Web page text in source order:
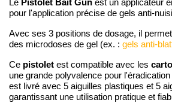
Le Pistolet Bait Gun est un applicateur
pour l'application précise de gels anti-
Avec ses 3 positions de dosage, il
des microdoses de gel (ex. : gels anti-
Ce pistolet est compatible avec les
une grande polyvalence pour l'éradication
est livré avec 5 aiguilles plastiques et 5
garantissant une utilisation pratique et